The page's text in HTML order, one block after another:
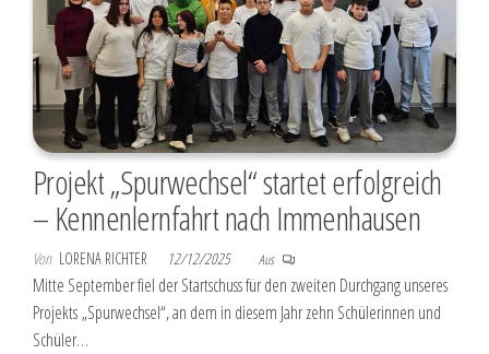
Projekt „Spurwechsel“ startet erfolgreich
– Kennenlernfahrt nach Immenhausen
Von LORENA RICHTER 12/12/2025 Aus
Mitte September fiel der Startschuss für den zweiten Durchgang unseres
Projekts „Spurwechsel“, an dem in diesem Jahr zehn Schülerinnen und
Schüler…